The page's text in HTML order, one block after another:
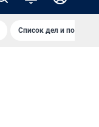
Список дел и покупок